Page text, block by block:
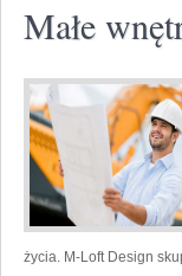
Małe
życia. M-Loft Design